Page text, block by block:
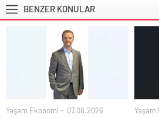
BENZER KONULAR
Yaşam Ekonomi 07.08.2026 Yaşam